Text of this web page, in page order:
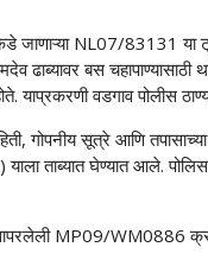
जाणाऱ्या NL07/83131 या
बस चहापाण्यासाठी
वडगाव पोलीस
गोपनीय सूत्रे आणि
ताब्यात घेण्यात आले.
MP09/WM0886